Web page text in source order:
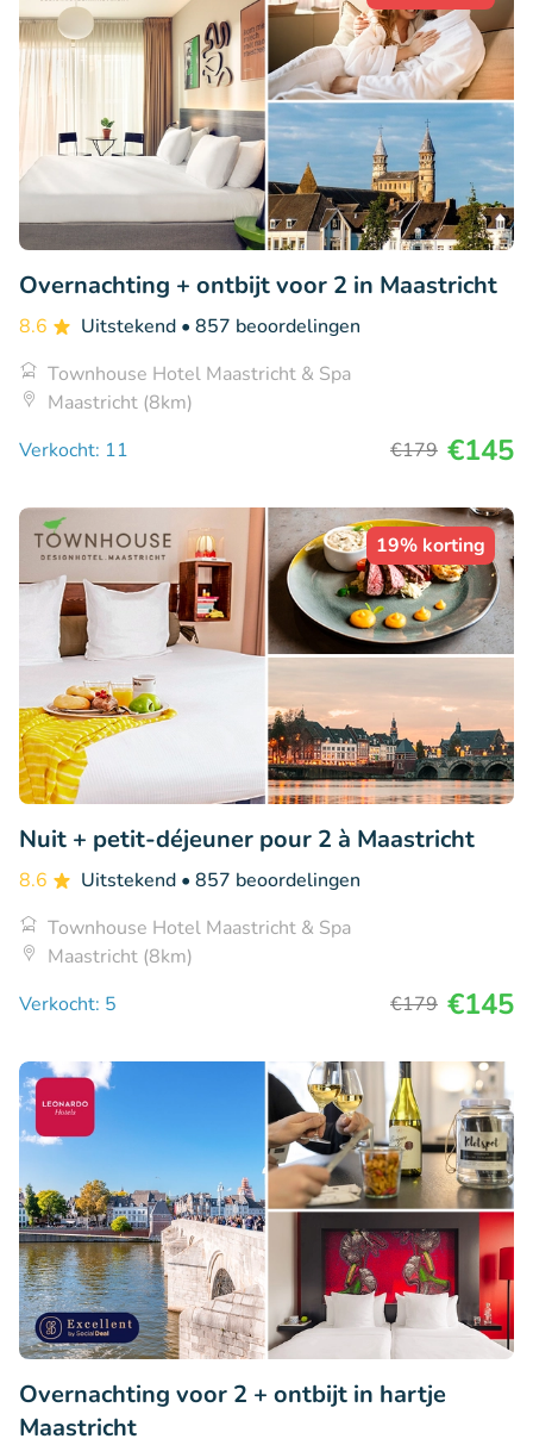
Overnachting + ontbijt voor 2 in Maastricht
8.6 Uitstekend • 857 beoordelingen
Townhouse Hotel Maastricht & Spa
Maastricht (8km)
Verkocht: 11
€179 €145
19% korting
Nuit + petit-déjeuner pour 2 à Maastricht
8.6 Uitstekend • 857 beoordelingen
Townhouse Hotel Maastricht & Spa
Maastricht (8km)
Verkocht: 5
€179 €145
Overnachting voor 2 + ontbijt in hartje
Maastricht